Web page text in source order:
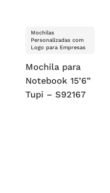
Mochilas
Personalizadas com
Logo para Empresas
Mochila para
Notebook 15’6”
Tupi – S92167